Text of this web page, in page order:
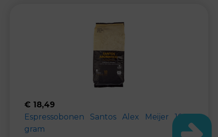
€ 18,49
Espressobonen Santos Alex Meijer 1000
gram